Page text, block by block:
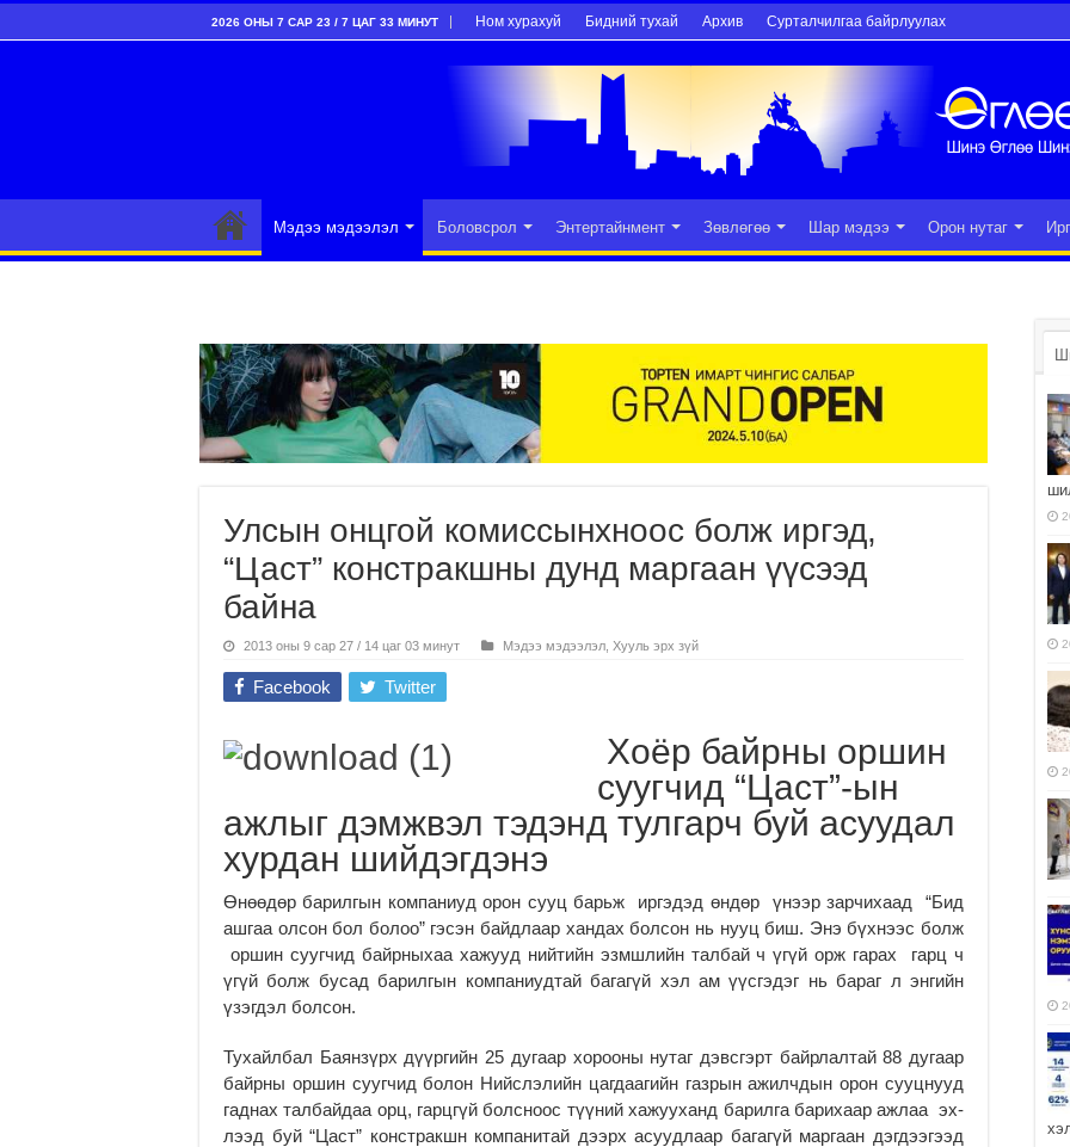
2026 ОНЫ 7 САР 23 / 7 ЦАГ 33 МИНУТ Ном хурахуй Бидний тухай Архив Сурталчилгаа байрлуулах
Мэдээ мэдээлэл Боловсрол Энтертайнмент Зөвлөгөө Шар мэдээ Орон нутаг
Улсын онцгой комиссынхноос болж иргэд,
“Цаст” конст­рак­шны дунд маргаан үүсээд
байна
2013 оны 9 сар 27 / 14 цаг 03 минут Мэдээ мэдээлэл Хууль эрх зүй
Facebook Twitter
Хоёр байрны оршин
суугчид “Цаст”-ын
ажлыг дэмжвэл тэдэнд тулгарч буй асуудал
хурдан шийдэгдэнэ
Өнөөдөр барилгын ком­паниуд орон сууц барьж иргэдэд өндөр үнээр зар­чихаад “Бид
ашгаа олсон бол болоо” гэсэн байдлаар хандах болсон нь нууц биш. Энэ бүхнээс болж
оршин суугчид байрныхаа хажууд нийтийн эзмшлийн талбай ч үгүй орж гарах гарц ч
үгүй болж бусад барилгын компаниудтай багагүй хэл ам үүсгэдэг нь бараг л энгийн
үзэгдэл болсон.
Тухайлбал Баянзүрх дүүр­гийн 25 дугаар хорооны нутаг дэвсгэрт байрлалтай 88 дугаар
байрны оршин суугчид болон Нийслэлийн цаг­даагийн газрын ажилч­дын орон сууцнууд
гад­нах талбайдаа орц, гарцгүй болсноос түүний хажууханд барилга барихаар ажлаа эх­
лээд буй “Цаст” конст­рак­шн ком­панитай дээрх асуудлаар багагүй маргаан дэг­дээгээд